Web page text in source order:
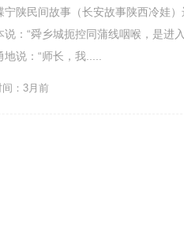
宁陕民间故事（长安故事陕西冷娃
说：“舜乡城扼控同蒲线咽喉，是进
地说：“师长，我.....
：3月前